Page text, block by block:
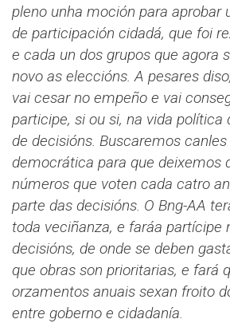
pleno unha moción para aprobar
de participación cidadá, que foi
e cada un dos grupos que agora
novo as eleccións. A pesares
vai cesar no empeño e vai
participe, si ou si, na vida política
de decisións. Buscaremos
democrática para que deixemos
números que voten cada catro
parte das decisións. O Bng-AA
toda veciñanza, e faráa partícipe
decisións, de onde se deben
que obras son prioritarias, e fará
orzamentos anuais sexan froito
entre goberno e cidadanía.